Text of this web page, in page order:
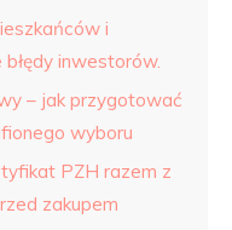
i
inwestorów.
– jak przygotować
wyboru
PZH razem z
zakupem